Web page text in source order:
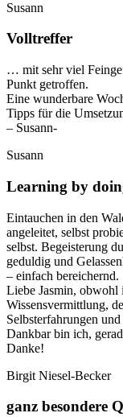
Susann
Volltreffer
… mit sehr viel
Punkt getroffen.
Eine wunderbare
Tipps für die
– Susann-
Susann
Learning by
Eintauchen in den
angeleitet, selbst
selbst. Begeisterung
geduldig und
– einfach bereichernd.
Liebe Jasmin, obwohl
Wissensvermittlung,
Selbsterfahrungen
Dankbar bin ich,
Danke!
Birgit Niesel-Becker
ganz besondere